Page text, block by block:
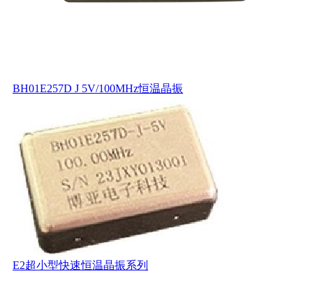
BH01E257D J 5V/100MHz恒温晶振
E2超小型快速恒温晶振系列